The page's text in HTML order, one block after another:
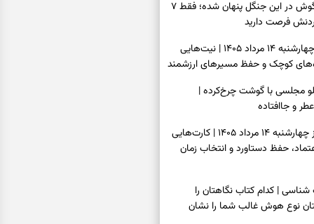
بازی فکری | خرگوش در این جنگل پنهان شده؛ فقط ۷
فرصت دارید
فال ابجد امروز چهارشنبه ۱۴ مرداد ۱۴۰۵ | نیت‌هایی
کوچک و حفظ مسیرهای ارزشمند
پلو مجلسی با گوشت چرخ‌کرده |
و جاافتاده
فال تاروت امروز چهارشنبه ۱۴ مرداد ۱۴۰۵ | کارت‌هایی
حفظ دستاورد و انتخاب زمان
| کدام کتاب نگاهتان را
نوع هوش غالب شما را نشان